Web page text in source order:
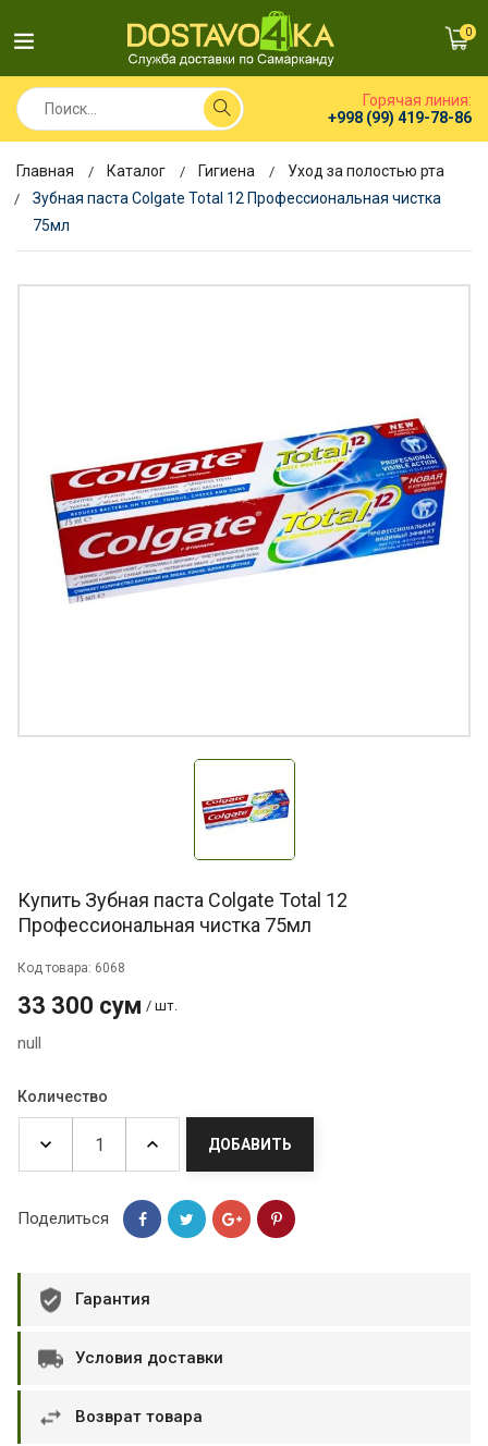
0
Горячая линия:
+998 (99) 419-78-86
Главная Каталог Гигиена
Уход за полостью рта
Зубная паста Colgate Total 12 Профессиональная чистка
75мл
Купить Зубная паста Colgate Total 12
Профессиональная чистка 75мл
Код товара: 6068
33 300 сум / шт.
null
Количество
ДОБАВИТЬ
Поделиться
Гарантия
Условия доставки
Возврат товара